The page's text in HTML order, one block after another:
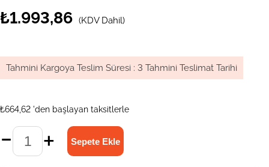
₺1.993,86 (KDV Dahil)
Tahmini Kargoya Teslim Süresi : 3 Tahmini Teslimat Tarihi
₺664,62 'den başlayan taksitlerle